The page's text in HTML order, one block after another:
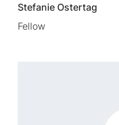
Stefanie Ostertag
Fellow